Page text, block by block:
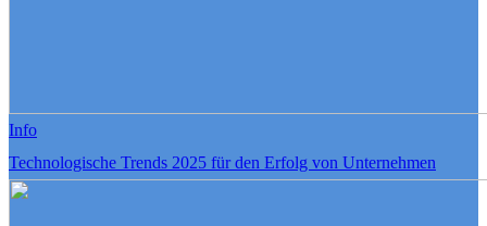
Info
Technologische Trends 2025 für den Erfolg von Unternehmen